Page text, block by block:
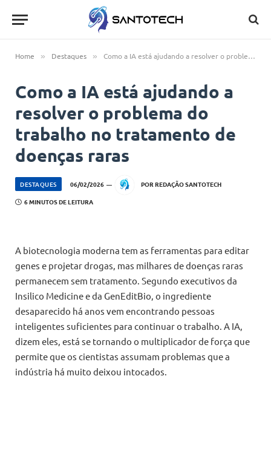
Home » Destaques » Como a IA está ajudando a resolver o problema do trabalho no tratamento de doenças raras
Como a IA está ajudando a
resolver o problema do
trabalho no tratamento de
doenças raras
DESTAQUES 06/02/2026 POR REDAÇÃO SANTOTECH
6 MINUTOS DE LEITURA
A biotecnologia moderna tem as ferramentas para editar
genes e projetar drogas, mas milhares de doenças raras
permanecem sem tratamento. Segundo executivos da
Insilico Medicine e da GenEditBio, o ingrediente
desaparecido há anos vem encontrando pessoas
inteligentes suficientes para continuar o trabalho. A IA,
dizem eles, está se tornando o multiplicador de força que
permite que os cientistas assumam problemas que a
indústria há muito deixou intocados.